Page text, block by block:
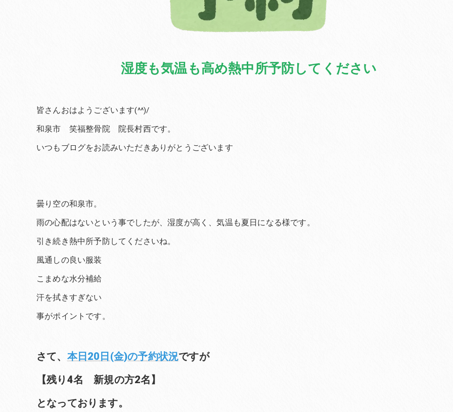
湿度も気温も高め熱中所予防してください
皆さんおはようございます(^^)/
和泉市 笑福整骨院 院長村西です。
いつもブログをお読みいただきありがとうございます
曇り空の和泉市。
雨の心配はないという事でしたが、湿度が高く、気温も夏日になる様です。
引き続き熱中所予防してくださいね。
風通しの良い服装
こまめな水分補給
汗を拭きすぎない
事がポイントです。
さて、 本日20日(金)の予約状況ですが
【残り4名 新規の方2名】
となっております。